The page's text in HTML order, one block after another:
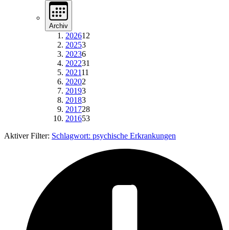
Archiv
202612
20253
20236
202231
202111
20202
20193
20183
201728
201653
Aktiver Filter: Schlagwort: psychische Erkrankungen